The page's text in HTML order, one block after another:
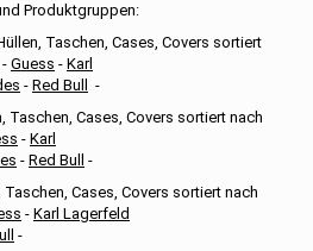
Produktgruppen:
Taschen, Cases, Covers sortiert
- Guess - Karl
- Red Bull
-
Taschen, Cases, Covers sortiert nach
- Karl
- Red Bull
-
Cases, Covers sortiert nach
- Karl Lagerfeld
-